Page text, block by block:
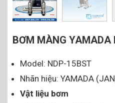
BƠM MÀNG YAMADA
Model: NDP-15BST
Nhãn hiệu: YAMADA
Vật liệu bơm